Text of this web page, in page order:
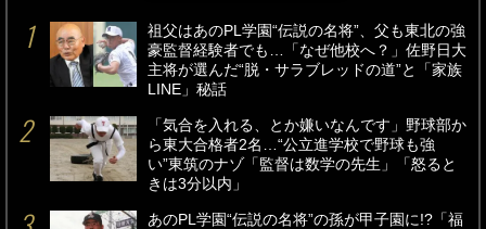
祖父はあのPL学園“伝説の名将”、父も東北の強
豪監督経験者でも…「なぜ他校へ？」佐野日大
主将が選んだ“脱・サラブレッドの道”と「家族
LINE」秘話
「気合を入れる、とか嫌いなんです」野球部か
ら東大合格者2名…“公立進学校で野球も強
い”東筑のナゾ「監督は数学の先生」「怒ると
きは3分以内」
あのPL学園“伝説の名将”の孫が甲子園に!?「福